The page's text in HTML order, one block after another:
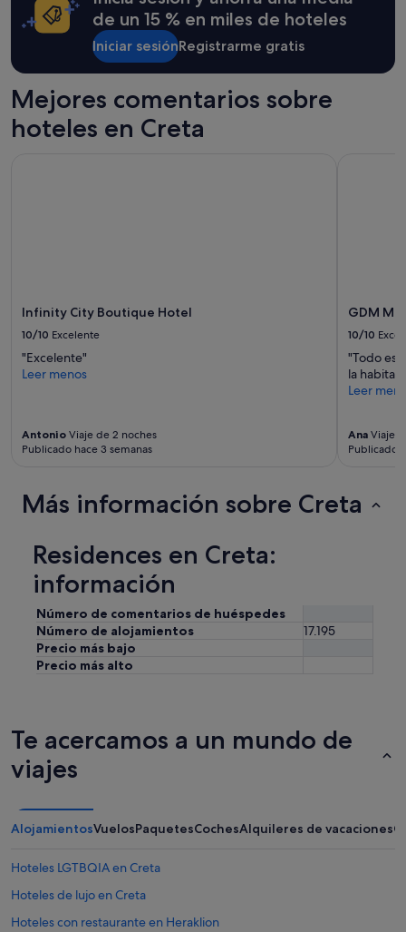
adicionales.
de un 15 % en miles de hoteles
Iniciar sesiónRegistrarme gratis
Mejores comentarios sobre
hoteles en Creta
Infinity City Boutique Hotel
10/10 Excelente
"Excelente"
Leer menos
Antonio Viaje de 2 noches
Publicado hace 3 semanas
GDM
10/10
"Todo
la
Leer
Ana Viaje
Publicado
Más información sobre Creta
Residences en Creta:
información
Número de comentarios de huéspedes
Número de alojamientos
17.195
Precio más bajo
Precio más alto
Te acercamos a un mundo de
viajes
AlojamientosVuelosPaquetesCochesAlquileres de vacaciones
Hoteles LGTBQIA en Creta
Hoteles de lujo en Creta
Hoteles con restaurante en Heraklion